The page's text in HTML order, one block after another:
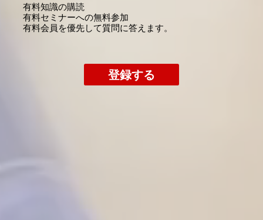
有料知識の購読
​有料セミナーへの無料参加
​有料会員を優先して質問に答えます。
登録する